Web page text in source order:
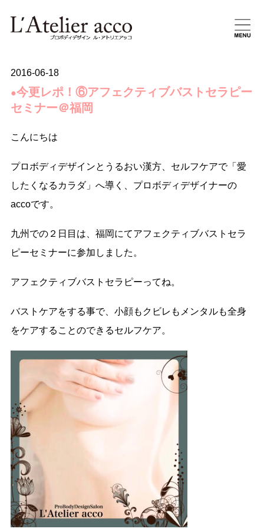
2016-06-18
●今更レポ！⑥アフェクティブバストセラピー
セミナー＠福岡
こんにちは
プロボディデザインとうるおい漢方、セルフケアで「愛
したくなるカラダ」へ導く、プロボディデザイナーの
accoです。
九州での２日目は、福岡にてアフェクティブバストセラ
ピーセミナーに参加しました。
アフェクティブバストセラピーってね。
バストケアをする事で、小顔もクビレもメンタルも全身
をケアすることのできるセルフケア。